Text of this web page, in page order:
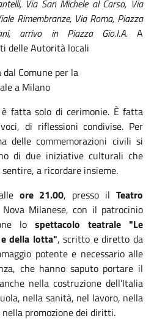
Via San Michele al Carso, Via
Rimembranze, Via Roma, Piazza
arrivo in Piazza Gio.I.A.A
delle Autorità locali
Comune per la
a Milano
fatta solo di cerimonie. È fatta
di riflessioni condivise. Per
delle commemorazioni civili si
di due iniziative culturali che
a ricordare insieme.
ore 21.00, presso il Teatro
Nova Milanese, con il patrocinio
lo spettacolo teatrale "Le
della lotta", scritto e diretto da
potente e necessario alle
che hanno saputo portare il
nella costruzione dell’Italia
nella sanità, nel lavoro, nella
promozione dei diritti.